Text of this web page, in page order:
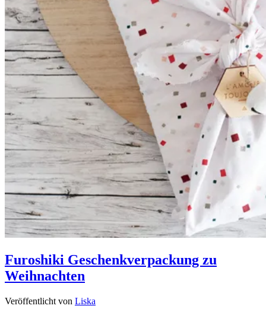
Furoshiki Geschenkverpackung zu
Weihnachten
Veröffentlicht von Liska